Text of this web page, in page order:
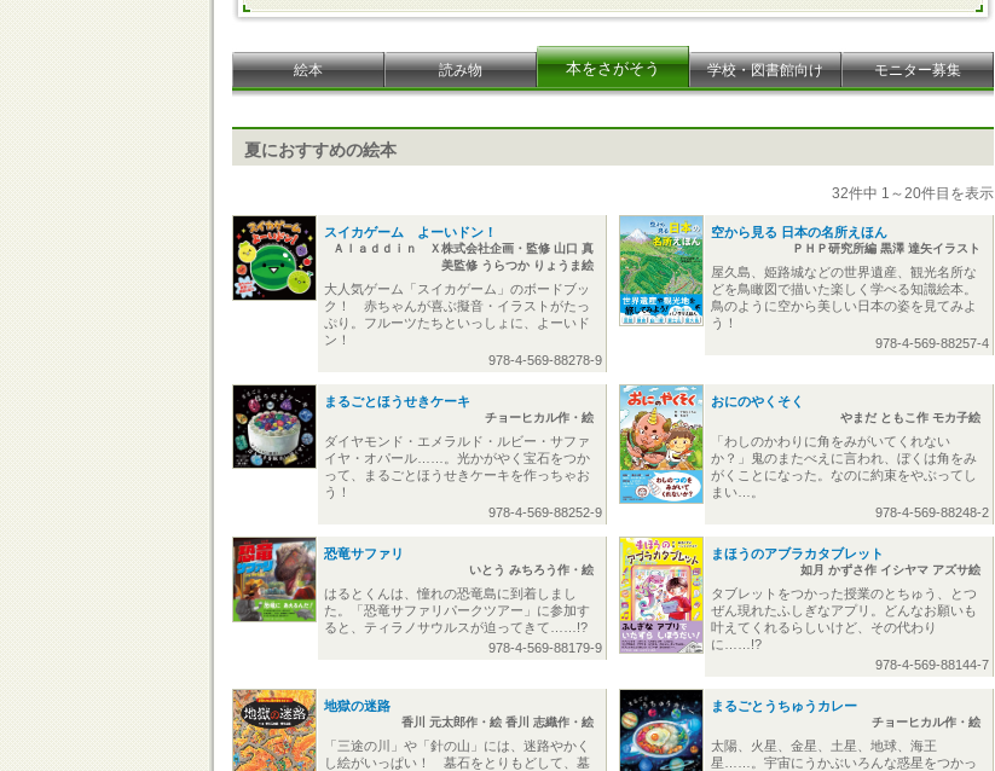
絵本 読み物 本をさがそう 学校・図書館向け モニター募集
夏におすすめの絵本
32件中 1～20件目を表示
スイカゲーム よーいドン！
Ａｌａｄｄｉｎ Ｘ株式会社企画・監修 山口 真
美監修 うらつか りょうま絵
大人気ゲーム「スイカゲーム」のボードブッ
ク！ 赤ちゃんが喜ぶ擬音・イラストがたっ
ぷり。フルーツたちといっしょに、よーいド
ン！
978-4-569-88278-9
空から見る 日本の名所えほん
ＰＨＰ研究所編 黒澤 達矢イラスト
屋久島、姫路城などの世界遺産、観光名所な
どを鳥瞰図で描いた楽しく学べる知識絵本。
鳥のように空から美しい日本の姿を見てみよ
う！
978-4-569-88257-4
まるごとほうせきケーキ
チョーヒカル作・絵
ダイヤモンド・エメラルド・ルビー・サファ
イヤ・オパール……。光かがやく宝石をつか
って、まるごとほうせきケーキを作っちゃお
う！
978-4-569-88252-9
おにのやくそく
やまだ ともこ作 モカ子絵
「わしのかわりに角をみがいてくれない
か？」鬼のまたべえに言われ、ぼくは角をみ
がくことになった。なのに約束をやぶってし
まい…。
978-4-569-88248-2
恐竜サファリ
いとう みちろう作・絵
はるとくんは、憧れの恐竜島に到着しまし
た。「恐竜サファリパークツアー」に参加す
ると、ティラノサウルスが迫ってきて……!?
978-4-569-88179-9
まほうのアブラカタブレット
如月 かずさ作 イシヤマ アズサ絵
タブレットをつかった授業のとちゅう、とつ
ぜん現れたふしぎなアプリ。どんなお願いも
叶えてくれるらしいけど、その代わり
に……!?
978-4-569-88144-7
地獄の迷路
香川 元太郎作・絵 香川 志織作・絵
「三途の川」や「針の山」には、迷路やかく
し絵がいっぱい！ 墓石をとりもどして、墓
まるごとうちゅうカレー
チョーヒカル作・絵
太陽、火星、金星、土星、地球、海王
星……。宇宙にうかぶいろんな惑星をつかっ